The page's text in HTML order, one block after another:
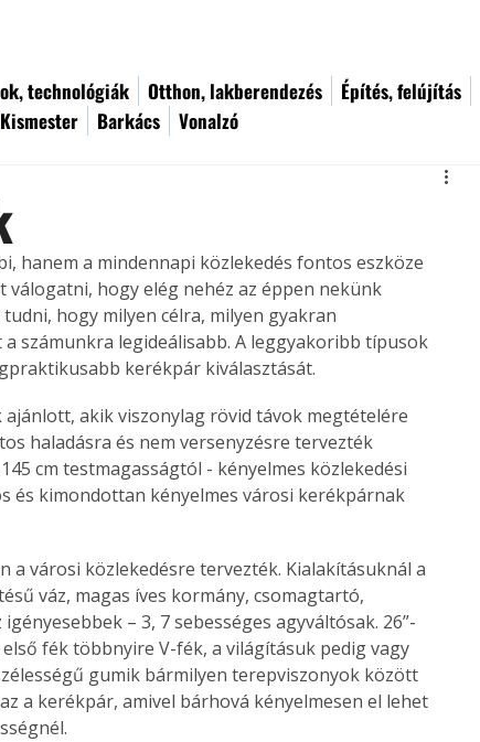
technológiák Otthon, lakberendezés Építés, felújítás
Kismester Barkács Vonalzó
hanem a mindennapi közlekedés fontos eszköze
hogy elég nehéz az éppen nekünk
hogy milyen célra, milyen gyakran
számunkra legideálisabb. A leggyakoribb típusok
kerékpár kiválasztását.
akik viszonylag rövid távok megtételére
haladásra és nem versenyzésre tervezték
cm testmagasságtól - kényelmes közlekedési
és kimondottan kényelmes városi kerékpárnak
a városi közlekedésre tervezték. Kialakításuknál a
váz, magas íves kormány, csomagtartó,
– 3, 7 sebességes agyváltósak. 26”-
fék többnyire V-fék, a világításuk pedig vagy
gumik bármilyen terepviszonyok között
a kerékpár, amivel bárhová kényelmesen el lehet